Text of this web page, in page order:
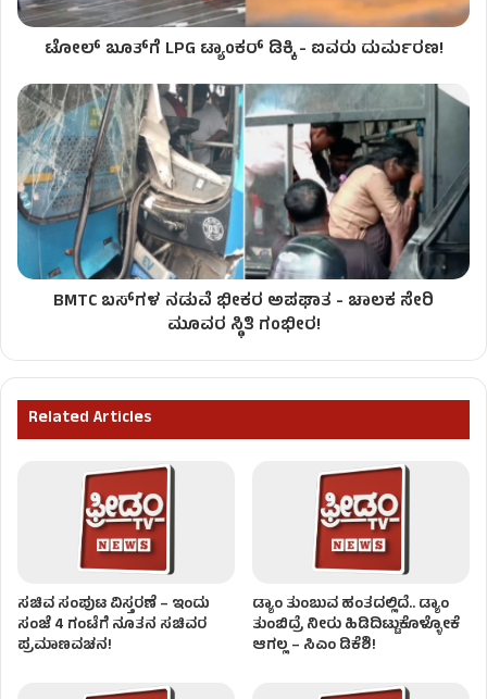
ಟೋಲ್ ಬೂತ್‌ಗೆ LPG ಟ್ಯಾಂಕರ್ ಡಿಕ್ಕಿ - ಐವರು ದುರ್ಮರಣ!
BMTC ಬಸ್‌ಗಳ ನಡುವೆ ಭೀಕರ ಅಪಘಾತ - ಚಾಲಕ ಸೇರಿ
ಮೂವರ ಸ್ಥಿತಿ ಗಂಭೀರ!
Related Articles
ಸಚಿವ ಸಂಪುಟ ವಿಸ್ತರಣೆ – ಇಂದು
ಸಂಜೆ 4 ಗಂಟೆಗೆ ನೂತನ ಸಚಿವರ
ಪ್ರಮಾಣವಚನ!
ಡ್ಯಾಂ ತುಂಬುವ ಹಂತದಲ್ಲಿದೆ.. ಡ್ಯಾಂ
ತುಂಬಿದ್ರೆ ನೀರು ಹಿಡಿದಿಟ್ಟುಕೊಳ್ಳೋಕೆ
ಆಗಲ್ಲ – ಸಿಎಂ ಡಿಕೆಶಿ!